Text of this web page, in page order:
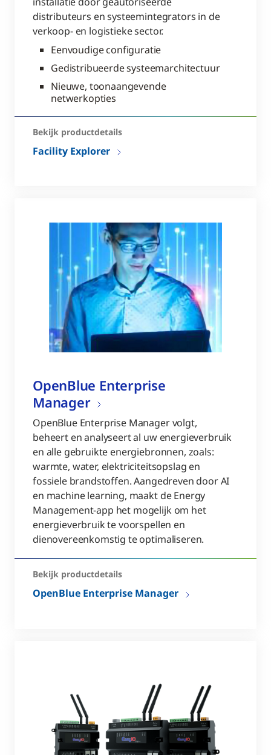
distributeurs en systeemintegrators in de
verkoop- en logistieke sector.
Eenvoudige configuratie
Gedistribueerde systeemarchitectuur
Nieuwe, toonaangevende
netwerkopties
Bekijk productdetails
Facility Explorer
OpenBlue Enterprise
Manager
OpenBlue Enterprise Manager volgt,
beheert en analyseert al uw energieverbruik
en alle gebruikte energiebronnen, zoals:
warmte, water, elektriciteitsopslag en
fossiele brandstoffen. Aangedreven door AI
en machine learning, maakt de Energy
Management-app het mogelijk om het
energieverbruik te voorspellen en
dienovereenkomstig te optimaliseren.
Bekijk productdetails
OpenBlue Enterprise Manager